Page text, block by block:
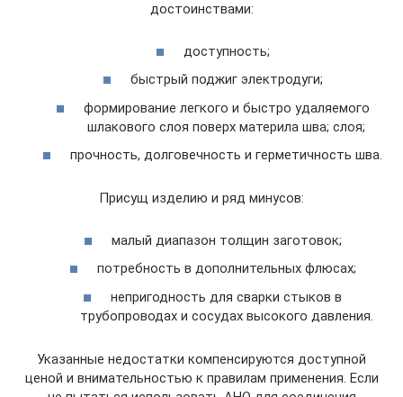
достоинствами:
доступность;
быстрый поджиг электродуги;
формирование легкого и быстро удаляемого
шлакового слоя поверх материла шва; слоя;
прочность, долговечность и герметичность шва.
Присущ изделию и ряд минусов:
малый диапазон толщин заготовок;
потребность в дополнительных флюсах;
непригодность для сварки стыков в
трубопроводах и сосудах высокого давления.
Указанные недостатки компенсируются доступной
ценой и внимательностью к правилам применения. Если